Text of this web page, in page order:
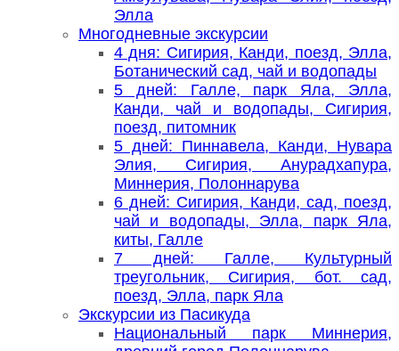
Элла
Многодневные экскурсии
4 дня: Сигирия, Канди, поезд, Элла,
Ботанический сад, чай и водопады
5 дней: Галле, парк Яла, Элла,
Канди, чай и водопады, Сигирия,
поезд, питомник
5 дней: Пиннавела, Канди, Нувара
Элия, Сигирия, Анурадхапура,
Миннерия, Полоннарува
6 дней: Сигирия, Канди, сад, поезд,
чай и водопады, Элла, парк Яла,
киты, Галле
7 дней: Галле, Культурный
треугольник, Сигирия, бот. сад,
поезд, Элла, парк Яла
Экскурсии из Пасикуда
Национальный парк Миннерия,